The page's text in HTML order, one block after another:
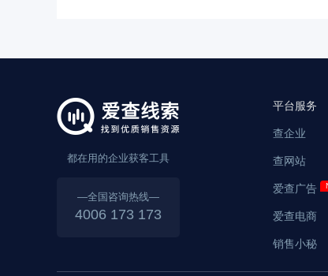
都在用的企业获客工具
—全国咨询热线—
4006 173 173
平台服务
查企业
查网站
爱查广告
爱查电商
销售小秘